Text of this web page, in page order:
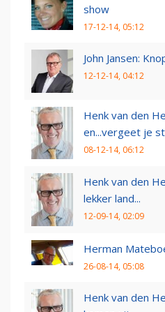
show
17-12-14, 05:12
John Jansen:
12-12-14, 04:12
Henk van den
en...vergeet je
08-12-14, 06:12
Henk van den
lekker land...
12-09-14, 02:09
Herman
26-08-14, 05:08
Henk van den